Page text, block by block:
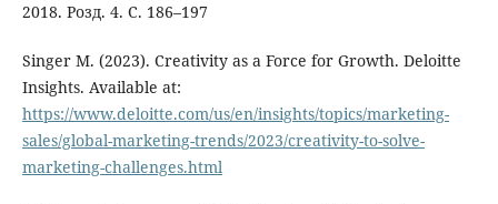
2018. Розд. 4. С. 186–197
Singer M. (2023). Creativity as a Force for Growth. Deloitte
Insights. Available at:
https://www.deloitte.com/us/en/insights/topics/marketing-
sales/global-marketing-trends/2023/creativity-to-solve-
marketing-challenges.html